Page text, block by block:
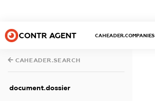
CONTR AGENT CAHEADER.COMPANIES
CAHEADER.SEARCH
document.dossier